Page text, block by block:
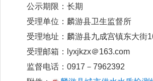
公示期限：长期
受理单位：麟游县卫生监督所
受理地址：麟游县九成宫镇东大街
受理邮箱：lyxjkzx＠163.com
监督电话：0917－7962392